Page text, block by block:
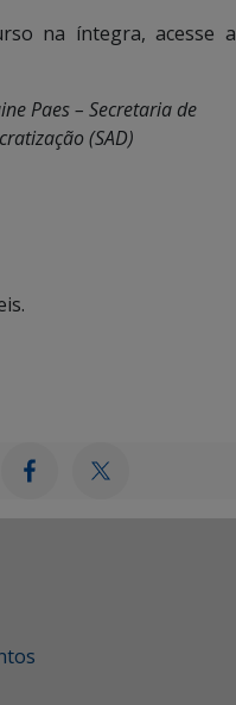
na íntegra, acesse a
Paes – Secretaria de
(SAD)